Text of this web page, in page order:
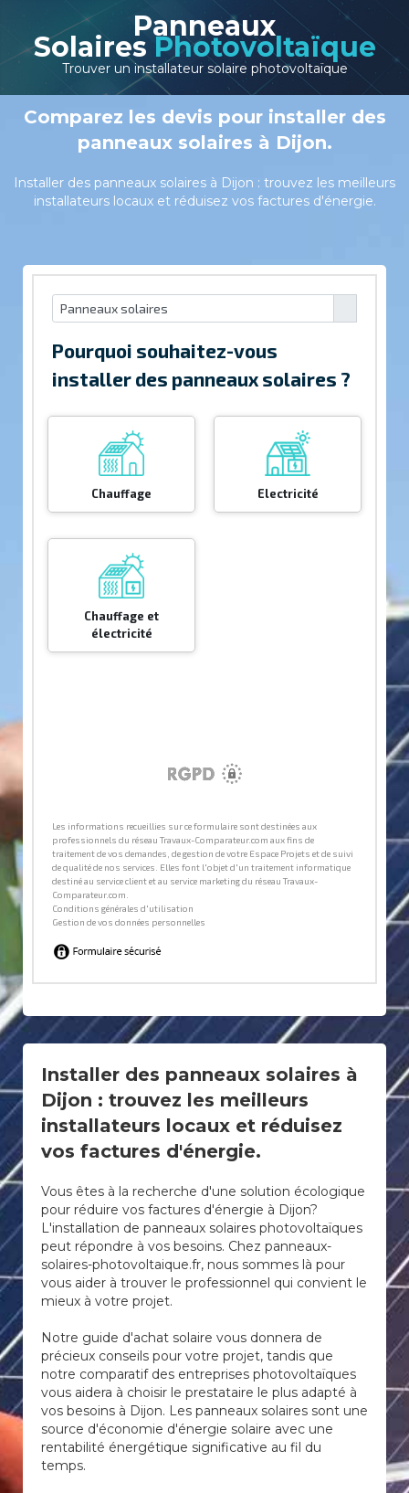
Panneaux
Solaires Photovoltaïque
Trouver un installateur solaire photovoltaïque
Comparez les devis pour installer des
panneaux solaires à Dijon.
Installer des panneaux solaires à Dijon : trouvez les meilleurs
installateurs locaux et réduisez vos factures d'énergie.
Installer des panneaux solaires à
Dijon : trouvez les meilleurs
installateurs locaux et réduisez
vos factures d'énergie.
Vous êtes à la recherche d'une solution écologique
pour réduire vos factures d'énergie à Dijon?
L'installation de panneaux solaires photovoltaïques
peut répondre à vos besoins. Chez panneaux-
solaires-photovoltaique.fr, nous sommes là pour
vous aider à trouver le professionnel qui convient le
mieux à votre projet.
Notre guide d'achat solaire vous donnera de
précieux conseils pour votre projet, tandis que
notre comparatif des entreprises photovoltaïques
vous aidera à choisir le prestataire le plus adapté à
vos besoins à Dijon. Les panneaux solaires sont une
source d'économie d'énergie solaire avec une
rentabilité énergétique significative au fil du
temps.